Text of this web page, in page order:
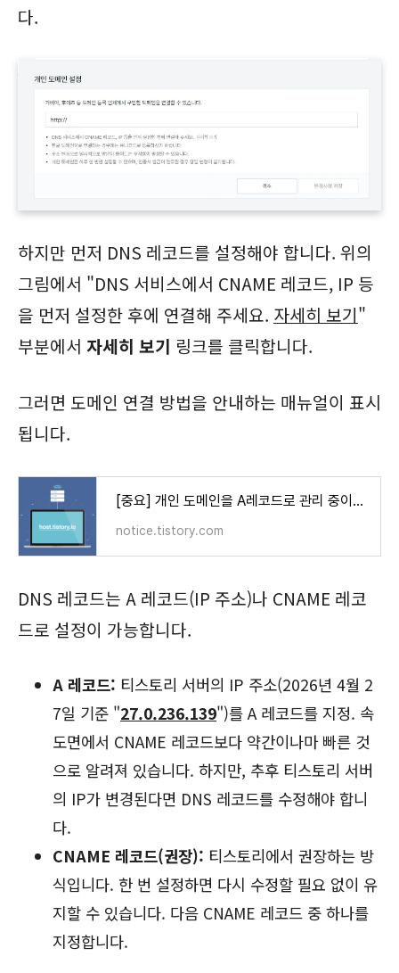
다.
하지만 먼저 DNS 레코드를 설정해야 합니다. 위의
그림에서 "DNS 서비스에서 CNAME 레코드, IP 등
을 먼저 설정한 후에 연결해 주세요. 자세히 보기"
부분에서 자세히 보기 링크를 클릭합니다.
그러면 도메인 연결 방법을 안내하는 매뉴얼이 표시
됩니다.
[중요] 개인 도메인을 A레코드로 관리 중이라면 DNS를 변경해 주세요. (~10/30)
notice.tistory.com
DNS 레코드는 A 레코드(IP 주소)나 CNAME 레코
드로 설정이 가능합니다.
A 레코드: 티스토리 서버의 IP 주소(2026년 4월 2
7일 기준 "27.0.236.139")를 A 레코드를 지정. 속
도면에서 CNAME 레코드보다 약간이나마 빠른 것
으로 알려져 있습니다. 하지만, 추후 티스토리 서버
의 IP가 변경된다면 DNS 레코드를 수정해야 합니
다.
CNAME 레코드(권장): 티스토리에서 권장하는 방
식입니다. 한 번 설정하면 다시 수정할 필요 없이 유
지할 수 있습니다. 다음 CNAME 레코드 중 하나를
지정합니다.